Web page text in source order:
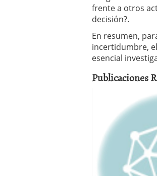
frente a otros
decisión?.
En resumen,
incertidumbre,
esencial
Publicaciones